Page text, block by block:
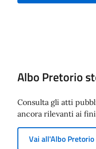
Albo Pretorio
Consulta gli atti
ancora rilevanti ai
Vai all'Albo